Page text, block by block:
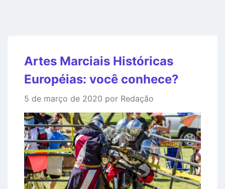
Artes Marciais Históricas
Européias: você conhece?
5 de março de 2020 por Redação